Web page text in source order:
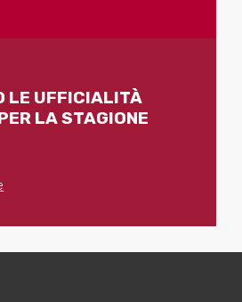
LE UFFICIALITÀ
LA STAGIONE